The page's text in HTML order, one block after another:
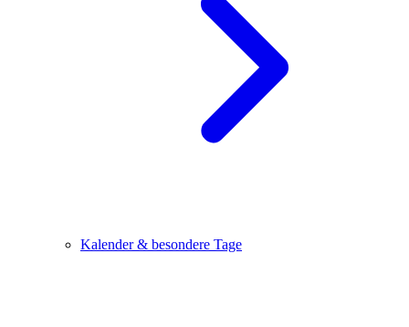
Kalender & besondere Tage